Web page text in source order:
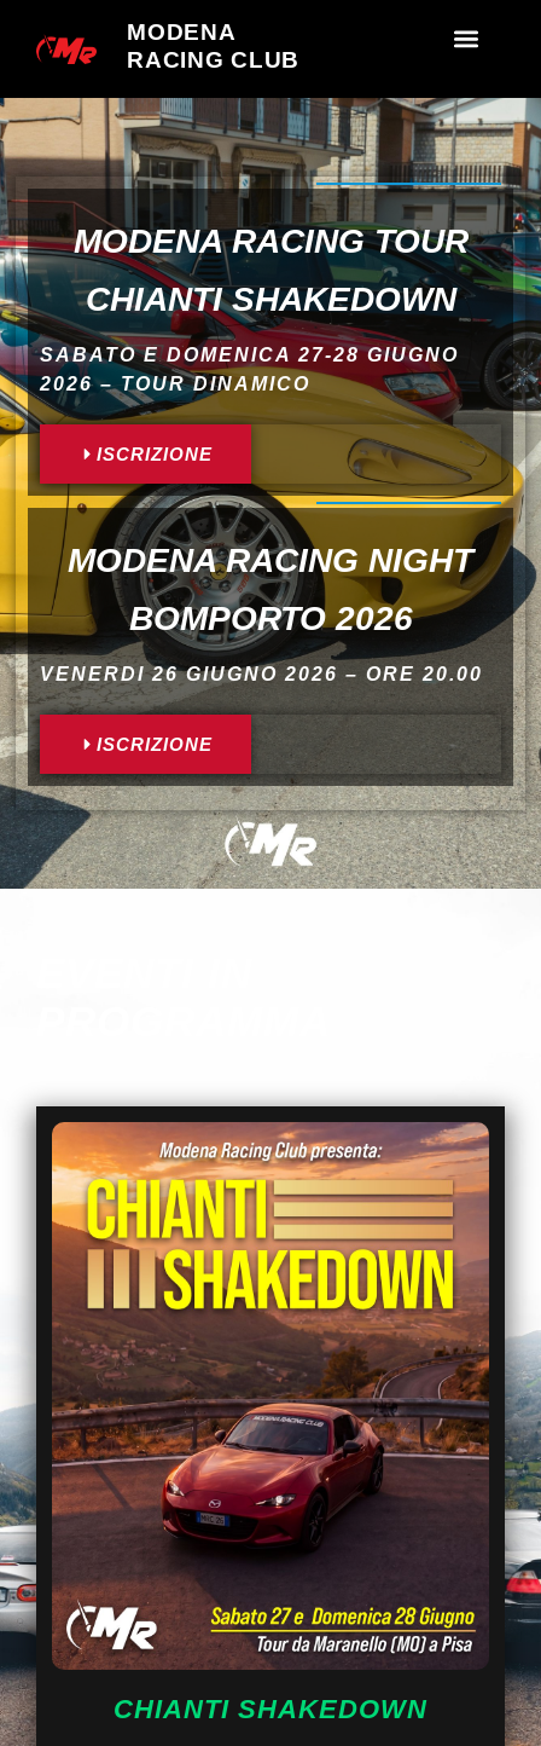
MODENA
RACING CLUB
MODENA RACING TOUR
CHIANTI SHAKEDOWN
SABATO E DOMENICA 27-28 GIUGNO
2026 – TOUR DINAMICO
ISCRIZIONE
MODENA RACING NIGHT
BOMPORTO 2026
VENERDI 26 GIUGNO 2026 – ORE 20.00
ISCRIZIONE
CHIANTI SHAKEDOWN